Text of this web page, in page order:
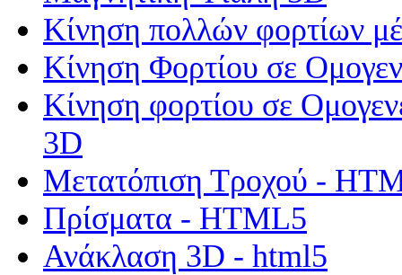
Κίνηση πολλών φορτίων
Κίνηση Φορτίου σε
Κίνηση φορτίου σε
3D
Μετατόπιση Τροχού -
Πρίσματα - HTML5
Ανάκλαση 3D - html5